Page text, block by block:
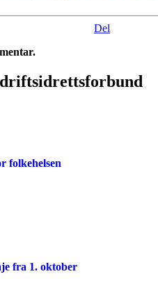
Del
folkehelsen
fra 1. oktober